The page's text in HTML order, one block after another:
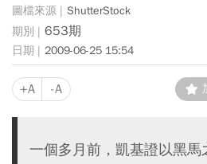
ShutterStock
653期
2009-06-25 15:54
+A -A
一個多月前，凱基證以黑